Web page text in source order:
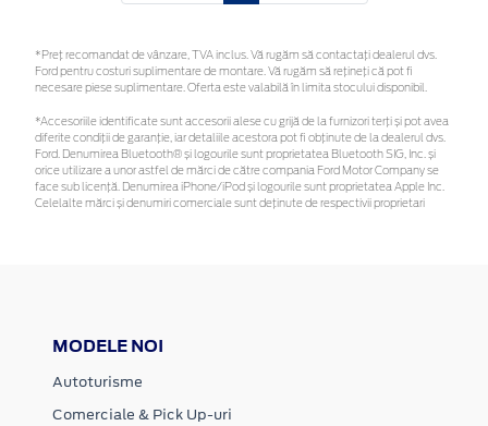
*Preţ recomandat de vânzare, TVA inclus. Vă rugăm să contactaţi dealerul dvs.
Ford pentru costuri suplimentare de montare. Vă rugăm să rețineți că pot fi
necesare piese suplimentare. Oferta este valabilă în limita stocului disponibil.
*Accesoriile identificate sunt accesorii alese cu grijă de la furnizori terți și pot avea
diferite condiții de garanție, iar detaliile acestora pot fi obținute de la dealerul dvs.
Ford. Denumirea Bluetooth® și logourile sunt proprietatea Bluetooth SIG, Inc. și
orice utilizare a unor astfel de mărci de către compania Ford Motor Company se
face sub licență. Denumirea iPhone/iPod și logourile sunt proprietatea Apple Inc.
Celelalte mărci și denumiri comerciale sunt deținute de respectivii proprietari
MODELE NOI
Autoturisme
Comerciale & Pick Up-uri